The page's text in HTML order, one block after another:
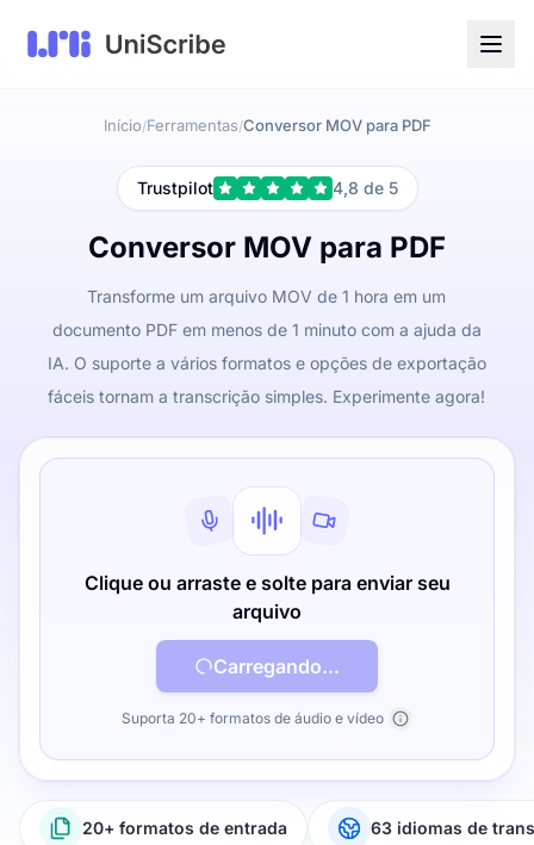
Início/Ferramentas/Conversor MOV para PDF
Trustpilot 4,8 de 5
Conversor MOV para PDF
Transforme um arquivo MOV de 1 hora em um
documento PDF em menos de 1 minuto com a ajuda da
IA. O suporte a vários formatos e opções de exportação
fáceis tornam a transcrição simples. Experimente agora!
Clique ou arraste e solte para enviar seu
arquivo
Carregando...
Suporta 20+ formatos de áudio e vídeo
20+ formatos de entrada 63 idiomas de